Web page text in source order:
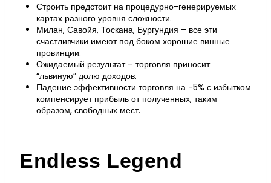
Строить предстоит на процедурно-генерируемых
картах разного уровня сложности.
Милан, Савойя, Тоскана, Бургундия – все эти
счастливчики имеют под боком хорошие винные
провинции.
Ожидаемый результат – торговля приносит
“львиную” долю доходов.
Падение эффективности торговля на -5% с избытком
компенсирует прибыль от полученных, таким
образом, свободных мест.
Endless Legend